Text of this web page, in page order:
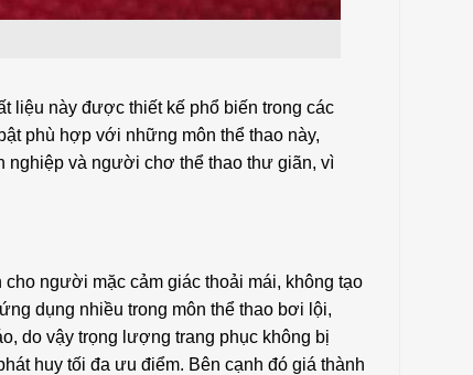
liệu này được thiết kế phổ biến trong các
phù hợp với những môn thể thao này,
nghiệp và người chơ thể thao thư giãn, vì
người mặc cảm giác thoải mái, không tạo
dụng nhiều trong môn thể thao bơi lội,
do vậy trọng lượng trang phục không bị
huy tối đa ưu điểm. Bên cạnh đó giá thành